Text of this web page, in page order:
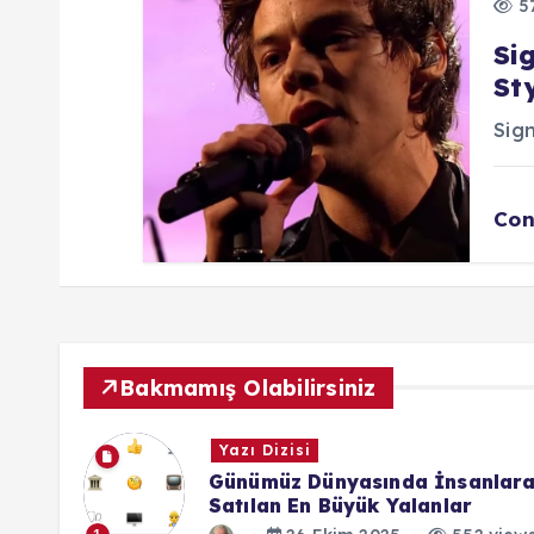
Bakmamış Olabilirsiniz
Dijital Sözlük
İtibar Yönetimi
27 Temmuz 2025